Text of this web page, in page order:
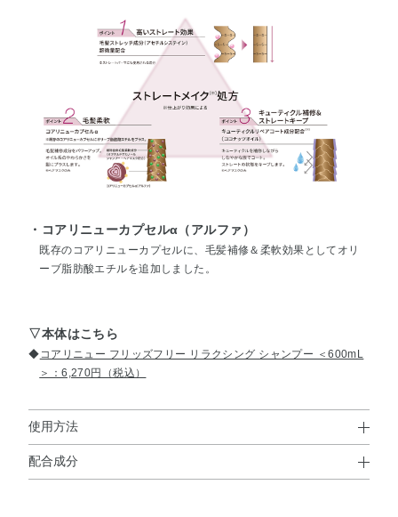
・コアリニューカプセルα（アルファ）
既存のコアリニューカプセルに、毛髪補修＆柔軟効果としてオリ
ーブ脂肪酸エチルを追加しました。
▽本体はこちら
◆ コアリニュー フリッズフリー リラクシング シャンプー ＜600mL
＞：6,270円（税込）
使用方法
使用方法
配合成分